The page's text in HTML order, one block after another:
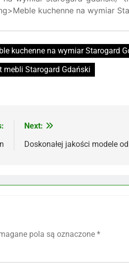
kuchenne na wymiar Starogard
mebli Starogard Gdański
Next:
Doskonałej jakości modele
pola są oznaczone *